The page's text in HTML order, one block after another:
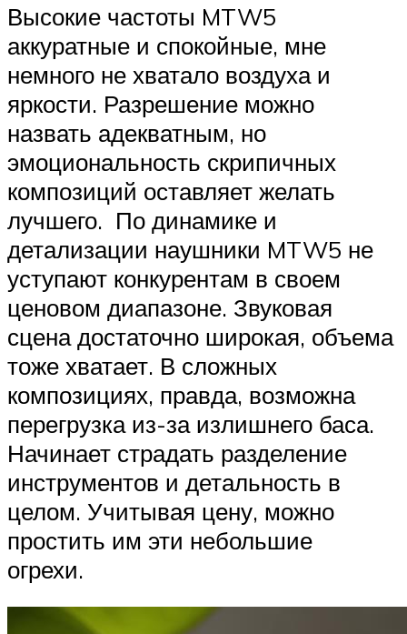
Высокие частоты MTW5
аккуратные и спокойные, мне
немного не хватало воздуха и
яркости. Разрешение можно
назвать адекватным, но
эмоциональность скрипичных
композиций оставляет желать
лучшего. По динамике и
детализации наушники MTW5 не
уступают конкурентам в своем
ценовом диапазоне. Звуковая
сцена достаточно широкая, объема
тоже хватает. В сложных
композициях, правда, возможна
перегрузка из-за излишнего баса.
Начинает страдать разделение
инструментов и детальность в
целом. Учитывая цену, можно
простить им эти небольшие
огрехи.